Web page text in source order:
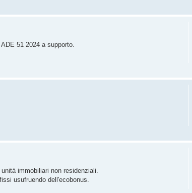
51 2024 a supporto.
immobiliari non residenziali.
usufruendo dell'ecobonus.